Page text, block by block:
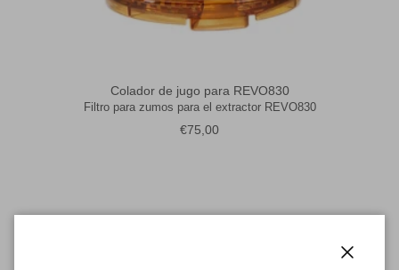
Colador de jugo para REVO830
Filtro para zumos para el extractor REVO830
Precio normal
€75,00